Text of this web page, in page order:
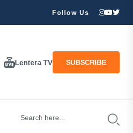
Follow Us
Lentera TV SUBSCRIBE